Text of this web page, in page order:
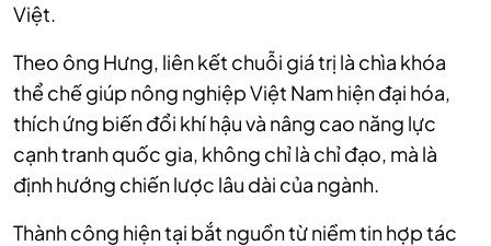
Việt.
Theo ông Hưng, liên kết chuỗi giá trị là chìa khóa
thể chế giúp nông nghiệp Việt Nam hiện đại hóa,
thích ứng biến đổi khí hậu và nâng cao năng lực
cạnh tranh quốc gia, không chỉ là chỉ đạo, mà là
định hướng chiến lược lâu dài của ngành.
Thành công hiện tại bắt nguồn từ niềm tin hợp tác